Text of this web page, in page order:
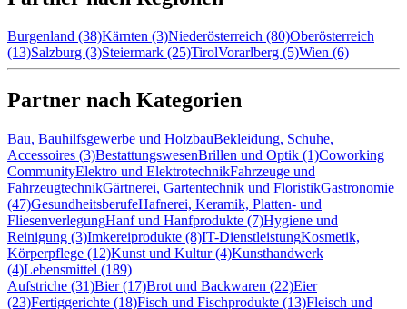
Burgenland (38)Kärnten (3)Niederösterreich (80)Oberösterreich
(13)Salzburg (3)Steiermark (25)TirolVorarlberg (5)Wien (6)
Partner nach Kategorien
Bau, Bauhilfsgewerbe und HolzbauBekleidung, Schuhe,
Accessoires (3)BestattungswesenBrillen und Optik (1)Coworking
CommunityElektro und ElektrotechnikFahrzeuge und
FahrzeugtechnikGärtnerei, Gartentechnik und FloristikGastronomie
(47)GesundheitsberufeHafnerei, Keramik, Platten- und
FliesenverlegungHanf und Hanfprodukte (7)Hygiene und
Reinigung (3)Imkereiprodukte (8)IT-DienstleistungKosmetik,
Körperpflege (12)Kunst und Kultur (4)Kunsthandwerk
(4)Lebensmittel (189)
Aufstriche (31)Bier (17)Brot und Backwaren (22)Eier
(23)Fertiggerichte (18)Fisch und Fischprodukte (13)Fleisch und